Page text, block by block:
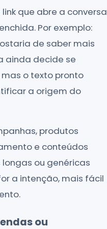
que abre a conversa
Por exemplo:
de saber mais
ainda decide se
o texto pronto
a origem do
produtos
e conteúdos
ou genéricas
a intenção, mais fácil
ou